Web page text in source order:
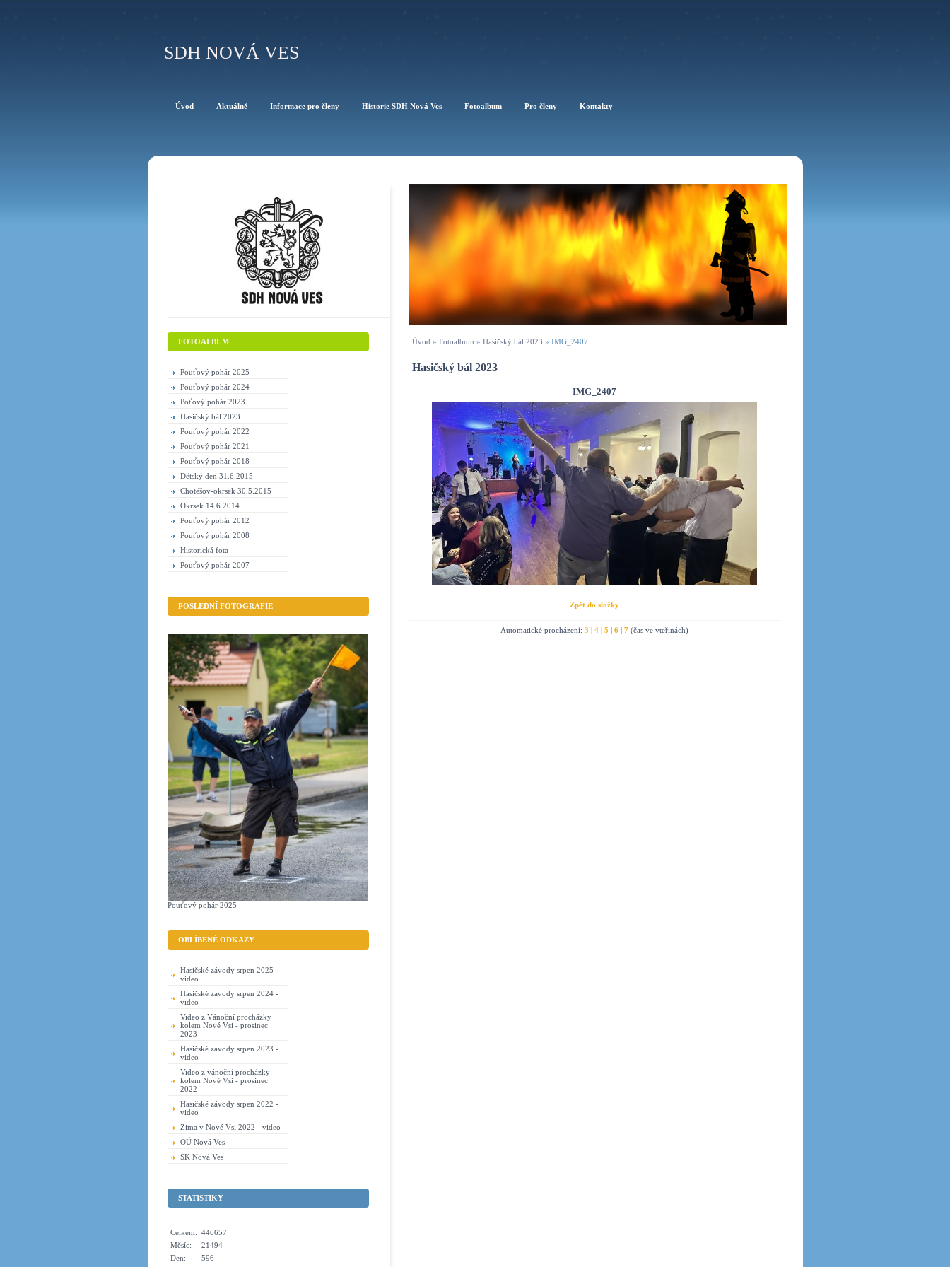
SDH NOVÁ VES
Úvod » Fotoalbum » Hasičský bál 2023 » IMG_2407
Hasičský bál 2023
IMG_2407
Zpět do složky
Automatické procházení: 3 | 4 | 5 | 6 | 7 (čas ve vteřinách)
Úvod Aktuálně Informace pro členy Historie SDH Nová Ves Fotoalbum Pro členy Kontakty
FOTOALBUM
Pouťový pohár 2025
Pouťový pohár 2024
Poťový pohár 2023
Hasičský bál 2023
Pouťový pohár 2022
Pouťový pohár 2021
Pouťový pohár 2018
Dětský den 31.6.2015
Chotěšov-okrsek 30.5.2015
Okrsek 14.6.2014
Pouťový pohár 2012
Pouťový pohár 2008
Historická fota
Pouťový pohár 2007
POSLEDNÍ FOTOGRAFIE
Pouťový pohár 2025
OBLÍBENÉ ODKAZY
Hasičské závody srpen 2025 -
video
Hasičské závody srpen 2024 -
video
Video z Vánoční procházky
kolem Nové Vsi - prosinec
2023
Hasičské závody srpen 2023 -
video
Video z vánoční procházky
kolem Nové Vsi - prosinec
2022
Hasičské závody srpen 2022 -
video
Zima v Nové Vsi 2022 - video
OÚ Nová Ves
SK Nová Ves
STATISTIKY
Celkem: 446657
Měsíc:
21494
Den:
596